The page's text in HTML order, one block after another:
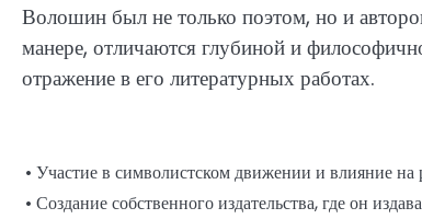
Волошин был не только поэтом, но и
манере, отличаются глубиной и
отражение в его литературных работах.
• Участие в символистском движении и влияние на
• Создание собственного издательства, где он